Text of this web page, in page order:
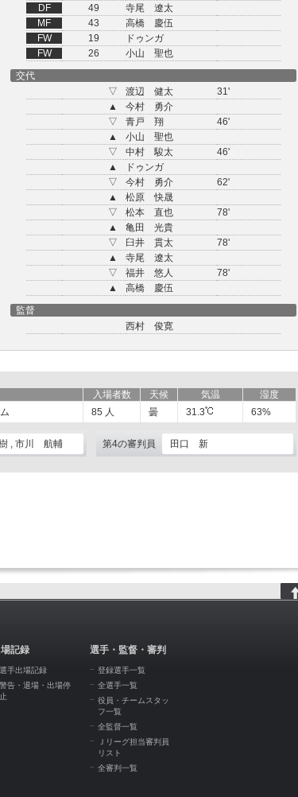
DF
49
寺尾 遼太
MF
43
高橋 慶伍
FW
19
ドゥンガ
FW
26
小山 聖也
交代
▽
渡辺 健太
31'
▲
今村 勇介
▽
青戸 翔
46'
▲
小山 聖也
▽
中村 駿太
46'
▲
ドゥンガ
▽
今村 勇介
62'
▲
松原 快晟
▽
松本 直也
78'
▲
亀田 光貴
▽
臼井 貫太
78'
▲
寺尾 遼太
▽
福井 悠人
78'
▲
高橋 慶伍
監督
西村 俊寛
入場者数 天候 気温
湿度
85 人 曇 31.3 63%
, 市川 航輔 第4の審判員 田口 新
記録
選手出場記録
警告・退場・出場停
止
選手・監督・審判
登録選手一覧
全選手一覧
役員・チームスタッ
フ一覧
全監督一覧
Ｊリーグ担当審判員
リスト
全審判一覧